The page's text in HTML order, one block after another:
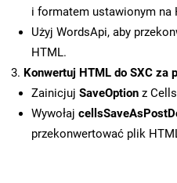
i formatem ustawionym na
Użyj WordsApi, aby
HTML.
Konwertuj HTML do SXC za
Zainicjuj SaveOption z
Wywołaj
przekonwertować plik